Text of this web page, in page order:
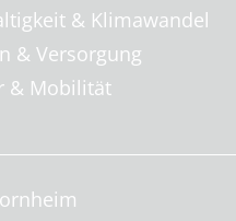
& Klimawandel
& Versorgung
& Mobilität